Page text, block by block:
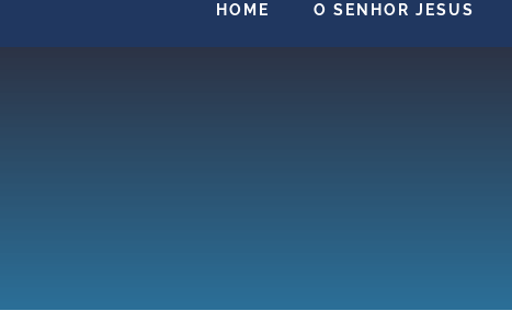
HOME O SENHOR JESUS